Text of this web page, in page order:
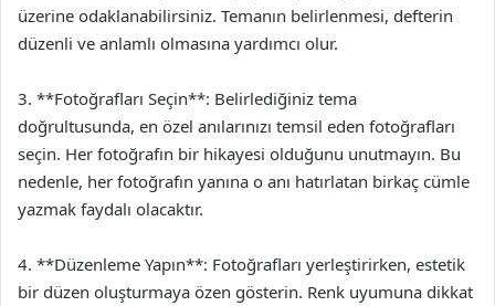
üzerine odaklanabilirsiniz. Temanın belirlenmesi, defterin
düzenli ve anlamlı olmasına yardımcı olur.
3. **Fotoğrafları Seçin**: Belirlediğiniz tema
doğrultusunda, en özel anılarınızı temsil eden fotoğrafları
seçin. Her fotoğrafın bir hikayesi olduğunu unutmayın. Bu
nedenle, her fotoğrafın yanına o anı hatırlatan birkaç cümle
yazmak faydalı olacaktır.
4. **Düzenleme Yapın**: Fotoğrafları yerleştirirken, estetik
bir düzen oluşturmaya özen gösterin. Renk uyumuna dikkat